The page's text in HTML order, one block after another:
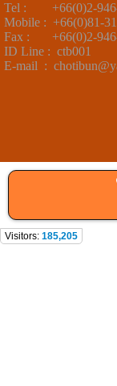
Tel : +66(0)2-
Mobile : +66(0)81-
Fax : +66(0)2-
ID Line : ctb001
E-mail :
Visitors: 185,205